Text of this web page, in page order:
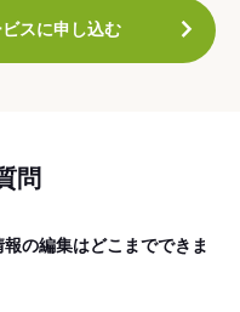
スに申し込む
問
の編集はどこまでできま